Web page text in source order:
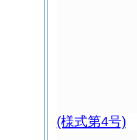
(様式第4号)